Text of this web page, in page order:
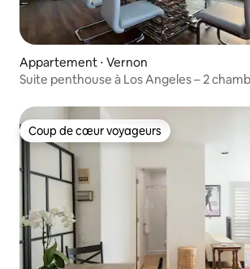
Appartement ⋅ Vernon
Suite penthouse à Los Angeles – 2
Coup de cœur voyageurs
Coup de cœur voyageurs